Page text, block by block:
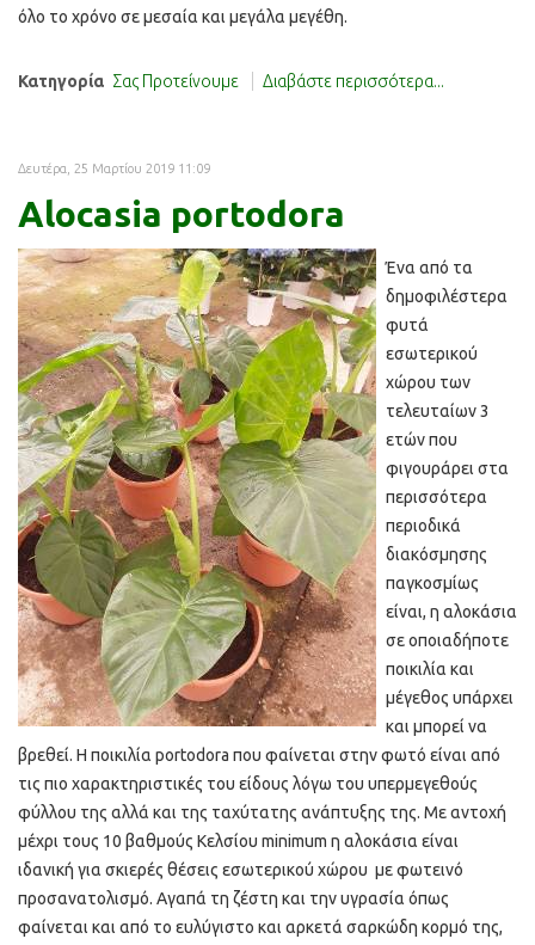
όλο το χρόνο σε μεσαία και μεγάλα μεγέθη.
Κατηγορία Σας Προτείνουμε Διαβάστε περισσότερα...
Δευτέρα, 25 Μαρτίου 2019 11:09
Alocasia portodora
Ένα από τα
δημοφιλέστερα
φυτά
εσωτερικού
χώρου των
τελευταίων 3
ετών που
φιγουράρει στα
περισσότερα
περιοδικά
διακόσμησης
παγκοσμίως
είναι, η αλοκάσια
σε οποιαδήποτε
ποικιλία και
μέγεθος υπάρχει
και μπορεί να
βρεθεί. Η ποικιλία portodora που φαίνεται στην φωτό είναι από
τις πιο χαρακτηριστικές του είδους λόγω του υπερμεγεθούς
φύλλου της αλλά και της ταχύτατης ανάπτυξης της. Με αντοχή
μέχρι τους 10 βαθμούς Κελσίου minimum η αλοκάσια είναι
ιδανική για σκιερές θέσεις εσωτερικού χώρου με φωτεινό
προσανατολισμό. Αγαπά τη ζέστη και την υγρασία όπως
φαίνεται και από το ευλύγιστο και αρκετά σαρκώδη κορμό της,